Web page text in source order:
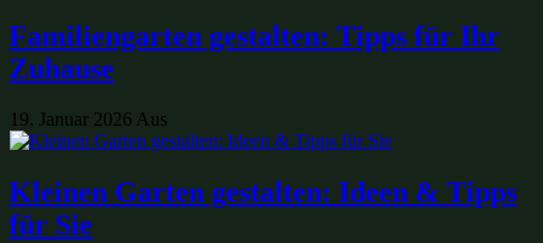
Familiengarten gestalten: Tipps für Ihr
Zuhause
19. Januar 2026 Aus
Kleinen Garten gestalten: Ideen & Tipps
für Sie